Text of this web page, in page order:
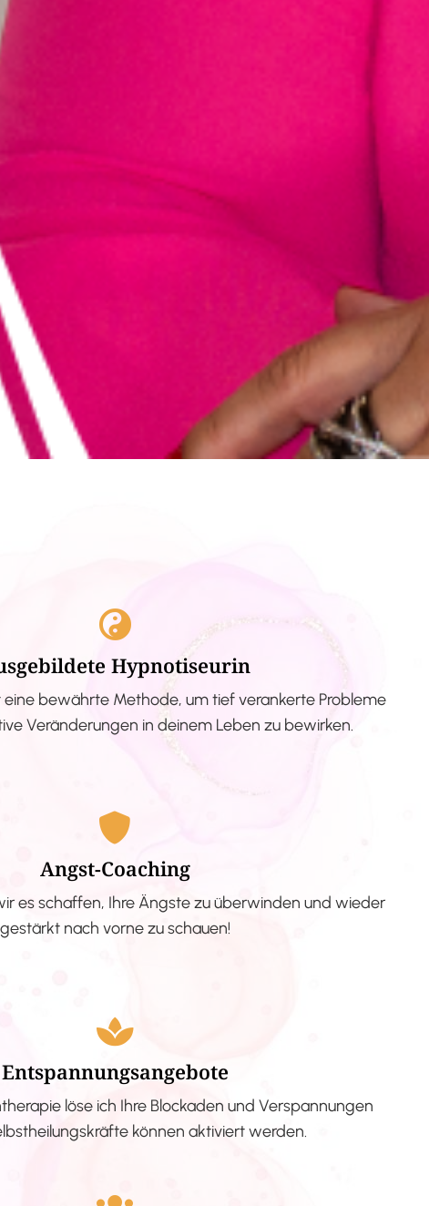
Hypnotiseurin
bewährte Methode, um tief verankerte Probleme
Veränderungen in deinem Leben zu bewirken.
Angst-Coaching
es schaffen, Ihre Ängste zu überwinden und wieder
gestärkt nach vorne zu schauen!
Entspannungsangebote
löse ich Ihre Blockaden und Verspannungen
können aktiviert werden.